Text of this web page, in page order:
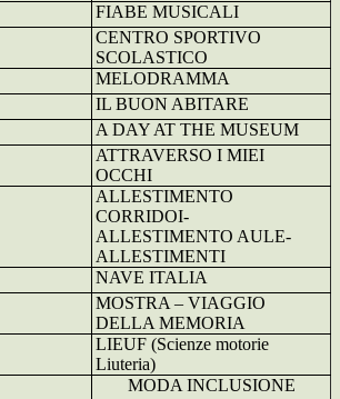
FIABE MUSICALI
CENTRO SPORTIVO
SCOLASTICO
MELODRAMMA
IL BUON ABITARE
A DAY AT THE MUSEUM
ATTRAVERSO I MIEI
OCCHI
ALLESTIMENTO
CORRIDOI-
ALLESTIMENTO AULE-
ALLESTIMENTI
NAVE ITALIA
MOSTRA – VIAGGIO
DELLA MEMORIA
LIEUF (Scienze motorie
Liuteria)
MODA INCLUSIONE